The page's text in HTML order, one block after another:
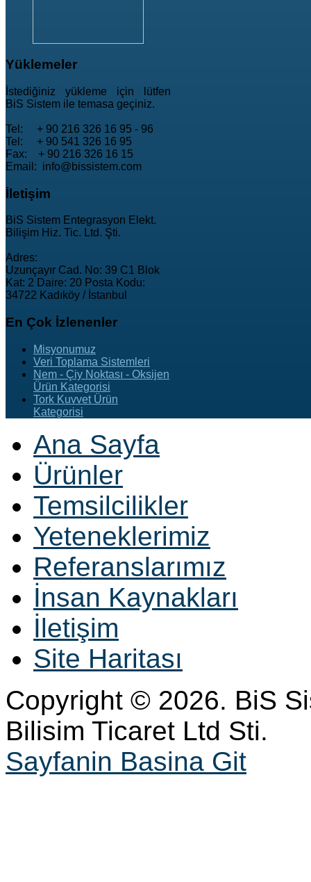
Yüklemeler
İstediğiniz yükleme için lütfen
BiS Sistem ile temasa geçiniz.
Tel: + 90 216 326 16 95 - 96
Tel: + 90 541 326 16 95
Fax: + 90 216 326 16 15
Email: info@bissistem.com
İletişim
BiS Sistem Entegrasyon Elekt.
Bilişim Hiz. Tic. Ltd. Şti.
Adres:
Uzunçayır Cad. No: 39 C1 Blok
Kat: 2 Daire: 20 Posta Kodu:
34722 Kadıköy / İstanbul
En Çok İzlenenler
Misyonumuz
Veri Toplama Sistemleri
Nem - Çiy Noktası - Oksijen
Ürün Kategorisi
Tork Kuvvet Ürün
Kategorisi
Ana Sayfa
Ürünler
Temsilcilikler
Yeteneklerimiz
Referanslarımız
İnsan Kaynakları
İletişim
Site Haritası
Copyright © 2026. BiS
Bilisim Ticaret Ltd Sti.
Sayfanin Basina Git